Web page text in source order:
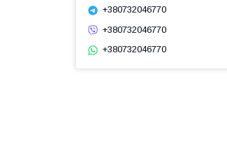
+380732046770
+380732046770
+380732046770